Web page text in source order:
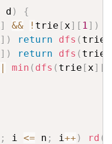
d )
{
] && ! trie [x] [ 1] )
] ) return dfs ( trie
] ) return dfs ( trie
| min ( dfs ( trie [x] [
; i <= n ; i++ ) rd (